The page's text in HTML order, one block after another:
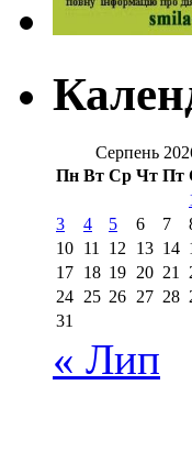
Серпень
Пн Вт Ср Чт Пт
3
4 5 6 7
10 11 12 13 14
17 18 19 20 21
24 25 26 27 28
31
« Лип